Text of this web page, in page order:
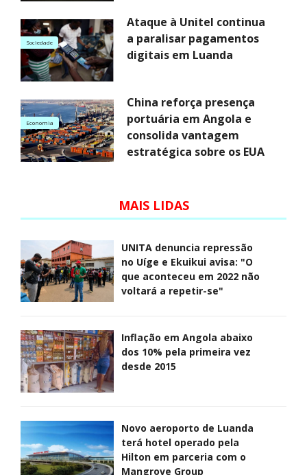
Sociedade
Ataque à Unitel continua
a paralisar pagamentos
digitais em Luanda
Economia
China reforça presença
portuária em Angola e
consolida vantagem
estratégica sobre os EUA
MAIS LIDAS
UNITA denuncia repressão
no Uíge e Ekuikui avisa: "O
que aconteceu em 2022 não
voltará a repetir-se"
Inflação em Angola abaixo
dos 10% pela primeira vez
desde 2015
Novo aeroporto de Luanda
terá hotel operado pela
Hilton em parceria com o
Mangrove Group